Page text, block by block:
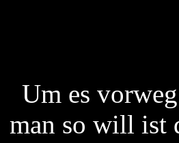
Um es
man so will ist